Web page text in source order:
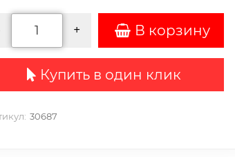
Оставить заявку
+ В корзину
Купить в один клик
30687